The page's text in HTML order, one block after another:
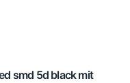
smd 5d black mit